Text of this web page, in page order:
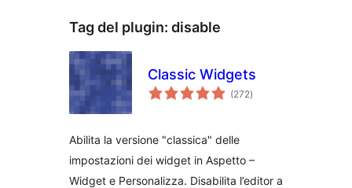
Tag del plugin: disable
Classic Widgets
(272valutazioni
totali
)
Abilita la versione "classica" delle
impostazioni dei widget in Aspetto –
Widget e Personalizza. Disabilita l’editor a